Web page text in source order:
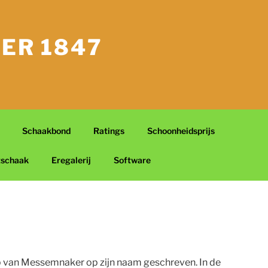
1847
Schaakbond Ratings Schoonheidsprijs
Eregalerij Software
Messemnaker op zijn naam geschreven. In de